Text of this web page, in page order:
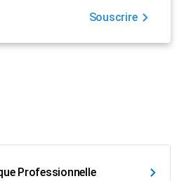
Souscrire
Professionnelle